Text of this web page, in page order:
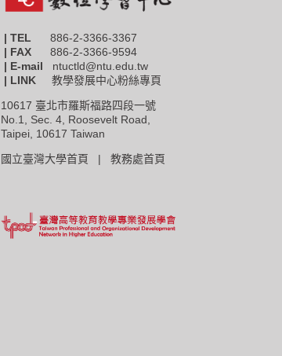
| TEL 886-2-3366-3367
| FAX
886-2-3366-9594
| E-mail ntuctld@ntu.edu.tw
| LINK教學發展中心粉絲專頁
10617 臺北市羅斯福路四段一號
No.1, Sec. 4, Roosevelt Road,
Taipei, 10617 Taiwan
國立臺灣大學首頁 |教務處首頁